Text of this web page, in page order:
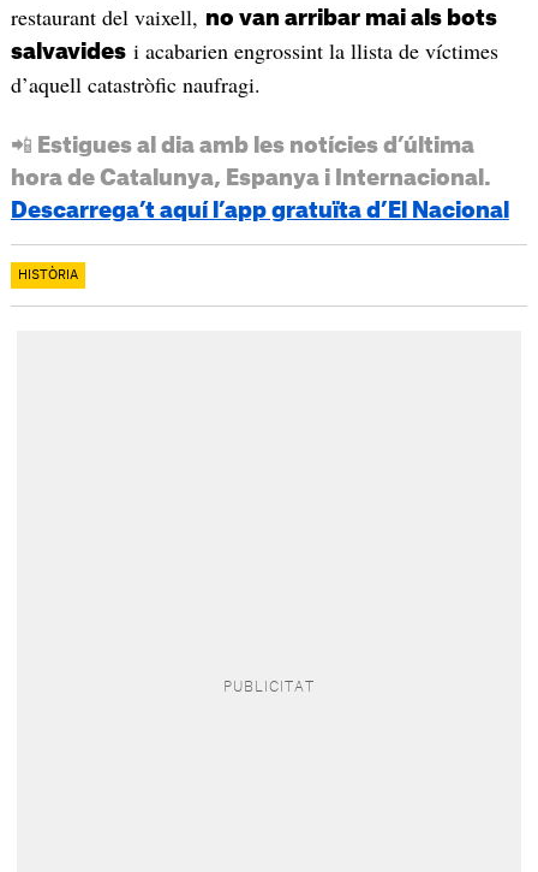
restaurant del vaixell, no van arribar mai als bots
salvavidesi acabarien engrossint la llista de víctimes
d’aquell catastròfic naufragi.
📲 Estigues al dia amb les notícies d’última
hora de Catalunya, Espanya i Internacional.
Descarrega’t aquí l’app gratuïta d’El Nacional
HISTÒRIA